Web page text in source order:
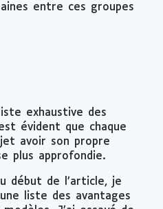
entre ces groupes
exhaustive des
évident que chaque
avoir son propre
plus approfondie.
début de l’article, je
liste des avantages